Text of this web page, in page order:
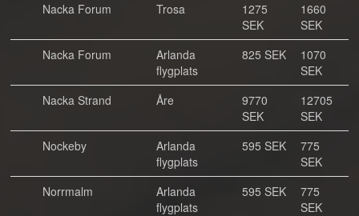
Nacka Forum
Trosa
1275
SEK
1660
SEK
Nacka Forum
Arlanda
flygplats
825 SEK
1070
SEK
Nacka Strand
Åre
9770
SEK
12705
SEK
Nockeby
Arlanda
flygplats
595 SEK
775
SEK
Norrmalm
Arlanda
flygplats
595 SEK
775
SEK